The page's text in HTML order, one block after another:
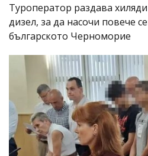
Туроператор раздава
дизел, за да насочи повече
българското Черноморие